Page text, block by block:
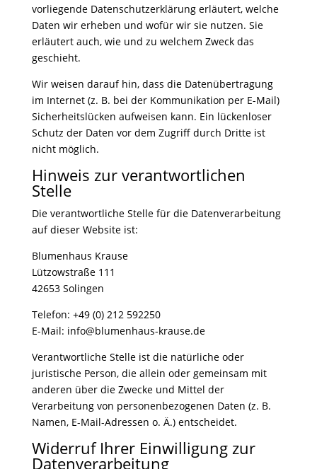
vorliegende Datenschutzerklärung erläutert, welche
Daten wir erheben und wofür wir sie nutzen. Sie
erläutert auch, wie und zu welchem Zweck das
geschieht.
Wir weisen darauf hin, dass die Datenübertragung
im Internet (z. B. bei der Kommunikation per E-Mail)
Sicherheitslücken aufweisen kann. Ein lückenloser
Schutz der Daten vor dem Zugriff durch Dritte ist
nicht möglich.
Hinweis zur verantwortlichen
Stelle
Die verantwortliche Stelle für die Datenverarbeitung
auf dieser Website ist:
Blumenhaus Krause
Lützowstraße 111
42653 Solingen
Telefon: +49 (0) 212 592250
E-Mail: info@blumenhaus-krause.de
Verantwortliche Stelle ist die natürliche oder
juristische Person, die allein oder gemeinsam mit
anderen über die Zwecke und Mittel der
Verarbeitung von personenbezogenen Daten (z. B.
Namen, E-Mail-Adressen o. Ä.) entscheidet.
Widerruf Ihrer Einwilligung zur
Datenverarbeitung